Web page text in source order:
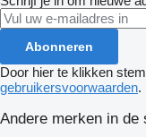
Abonneren
Door hier te klikken
gebruikersvoorwaarden.
Andere merken in de